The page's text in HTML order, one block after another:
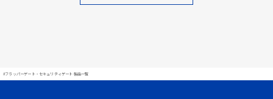
#フラッパーゲート・セキュリティゲート 製品一覧